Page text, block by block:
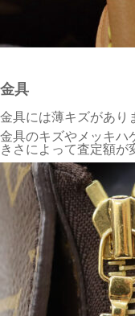
金具
金具には薄キズがあり
金具のキズやメッキハ
きさによって査定額が